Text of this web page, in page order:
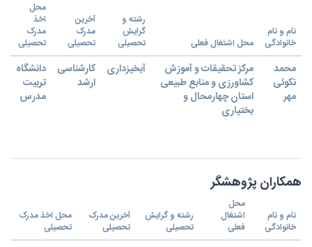
نام و نام
خانوادگی
محل اشتغال فعلی
رشته و
گرایش
تحصیلی
آخرین
مدرک
تحصیلی
محل
اخذ
مدرک
تحصیلی
محمد
نکوئی
مهر
مرکز تحقیقات و آموزش
کشاورزی و منابع طبیعی
استان چهارمحال و
بختیاری
آبخیزداری
کارشناسی
ارشد
دانشگاه
تربیت
مدرس
همکاران پژوهشگر
نام و نام
خانوادگی
محل
اشتغال
فعلی
رشته و گرایش
تحصیلی
آخرین مدرک
تحصیلی
محل اخذ مدرک
تحصیلی